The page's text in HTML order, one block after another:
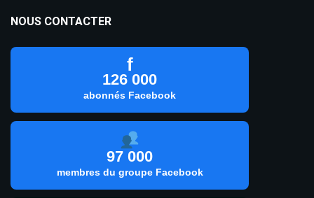
NOUS CONTACTER
f
126 000
abonnés Facebook
97 000
membres du groupe Facebook